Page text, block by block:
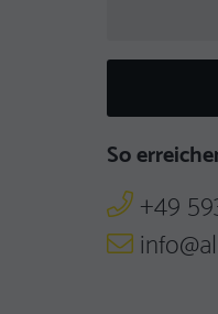
So
+49